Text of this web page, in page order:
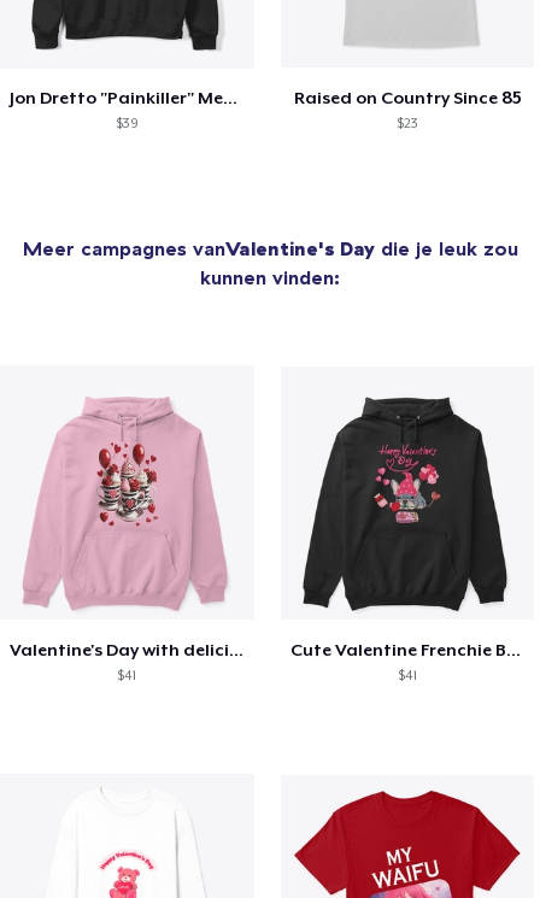
Jon Dretto "Painkiller" Merch Collection
$39
Raised on Country Since 85
$23
Meer campagnes vanValentine's Daydie je leuk zou
kunnen vinden:
Valentine's Day with delicious food
$41
Cute Valentine Frenchie Bulldog
$41